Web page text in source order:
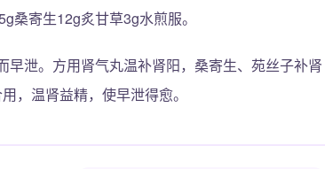
桑寄生12g炙甘草3g水煎服。
泄。方用肾气丸温补肾阳，桑寄生、苑丝子补肾
，温肾益精，使早泄得愈。